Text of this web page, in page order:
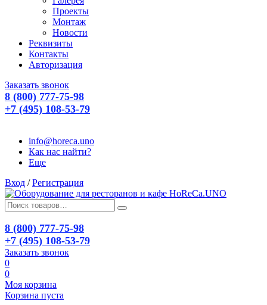
Проекты
Монтаж
Новости
Реквизиты
Контакты
Авторизация
Заказать звонок
8 (800) 777-75-98
+7 (495) 108-53-79
info@horeca.uno
Как нас найти?
Еще
Вход / Регистрация
8 (800) 777-75-98
+7 (495) 108-53-79
Заказать звонок
0
0
Моя корзина
Корзина пуста